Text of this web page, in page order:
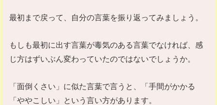
最初まで戻って、自分の言葉を振り返ってみましょう。
もしも最初に出す言葉が毒気のある言葉でなければ、感
じ方はずいぶん変わっていたのではないでしょうか。
「面倒くさい」に似た言葉で言うと、「手間がかかる
「ややこしい」という言い方があります。